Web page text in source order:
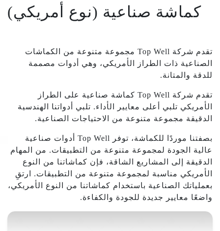
كماشة صناعية (نوع أمريكي)
تقدم شركة Top Well مجموعة متنوعة من الكماشات
الصناعية ذات الطراز الأمريكي، وهي أدوات مصممة
للدقة والمتانة.
تقدم شركة Top Well كماشة صناعية على الطراز
الأمريكي تلبي أعلى معايير الأداء. تلبي أدواتنا الهندسية
الدقيقة مجموعة متنوعة من الاحتياجات الصناعية.
بصفتنا موردًا للكماشة، توفر Top Well أدوات صناعية
عالية الجودة لمجموعة متنوعة من التطبيقات. من المهام
الدقيقة إلى المشاريع الشاقة، فإن كماشاتنا من النوع
الأمريكي مناسبة لمجموعة متنوعة من التطبيقات. ارتقِ
بعملياتك الصناعية باستخدام كماشاتنا من النوع الأمريكي،
واضعًا معايير جديدة للجودة والكفاءة.